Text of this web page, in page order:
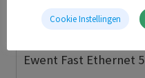
Ewent Fast Ethernet
Cookie Instellingen